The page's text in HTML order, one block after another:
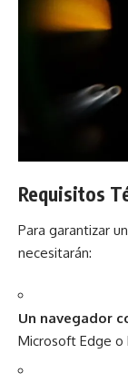
Requisitos
Para garantizar
necesitarán:
Un navegador
Microsoft Edge o